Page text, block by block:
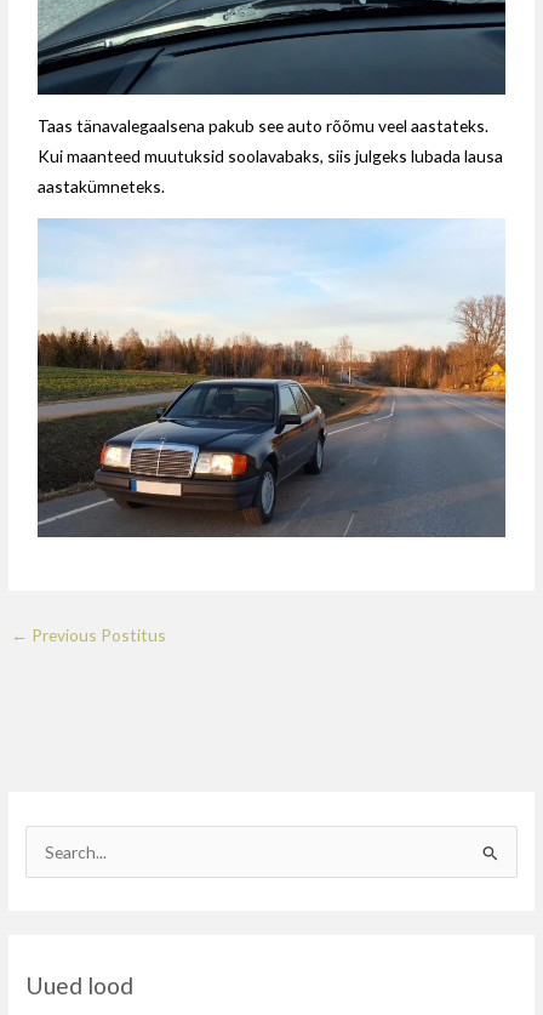
Taas tänavalegaalsena pakub see auto rõõmu veel aastateks.
Kui maanteed muutuksid soolavabaks, siis julgeks lubada lausa
aastakümneteks.
← Previous Postitus
c
Uued lood